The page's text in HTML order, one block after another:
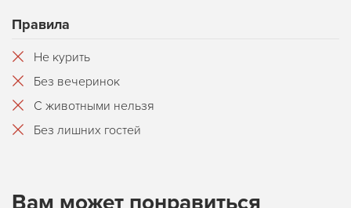
Правила
Не курить
Без вечеринок
С животными нельзя
Без лишних гостей
Вам может понравиться